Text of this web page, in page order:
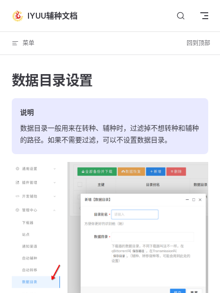
Skip to content
IYUU辅种文档
菜单 回到顶部
数据目录设置
说明
数据目录一般用来在转种、辅种时，过滤掉不想转种和辅种
的路径。如果不需要过滤，可以不设置数据目录。